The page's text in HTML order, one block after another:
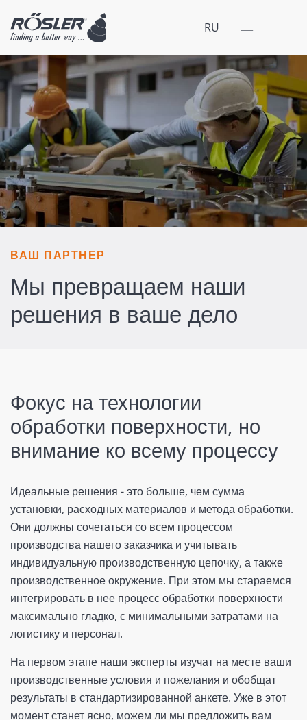
RU Меню
Закрыть
ВАШ ПАРТНЕР
Мы превращаем наши
решения в ваше дело
Фокус на технологии
обработки поверхности, но
внимание ко всему процессу
Идеальные решения - это больше, чем сумма
установки, расходных материалов и метода обработки.
Они должны сочетаться со всем процессом
производства нашего заказчика и учитывать
индивидуальную производственную цепочку, а также
производственное окружение. При этом мы стараемся
интегрировать в нее процесс обработки поверхности
максимально гладко, с минимальными затратами на
логистику и персонал.
На первом этапе наши эксперты изучат на месте ваши
производственные условия и пожелания и обобщат
результаты в стандартизированной анкете. Уже в этот
момент станет ясно, можем ли мы предложить вам